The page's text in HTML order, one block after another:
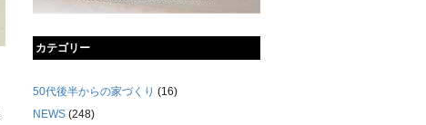
カテゴリー
50代後半からの家づくり (16)
NEWS (248)